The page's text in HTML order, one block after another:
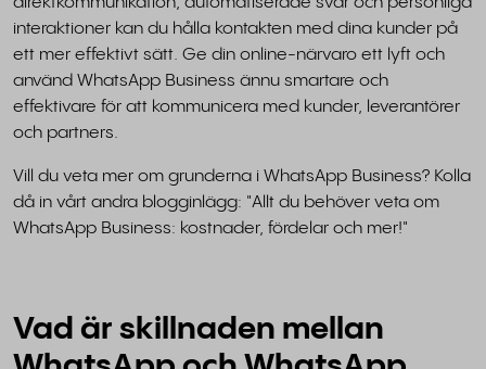
interaktioner kan du hålla kontakten med dina kunder på
ett mer effektivt sätt. Ge din online-närvaro ett lyft och
använd WhatsApp Business ännu smartare och
effektivare för att kommunicera med kunder, leverantörer
och partners.
Vill du veta mer om grunderna i WhatsApp Business? Kolla
då in vårt andra blogginlägg: "Allt du behöver veta om
WhatsApp Business: kostnader, fördelar och mer!"
Vad är skillnaden mellan